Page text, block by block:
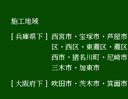
施工地域
[ 兵庫県下 ] 西宮市 ・宝塚市 ・芦屋市
区 ・西区 ・東灘区 ・灘区
西市 ・猪名川町 ・ 尼崎市
三木市・加東市
[ 大阪府下 ] 吹田市 ・茨木市 ・箕面市